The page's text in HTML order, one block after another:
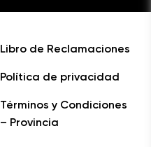
Libro de Reclamaciones
Política de privacidad
Términos y Condiciones
– Provincia